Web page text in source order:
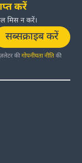
करें
मिस न करें।
सब्सक्राइब करें
कीगोपनीयता नीतिकी